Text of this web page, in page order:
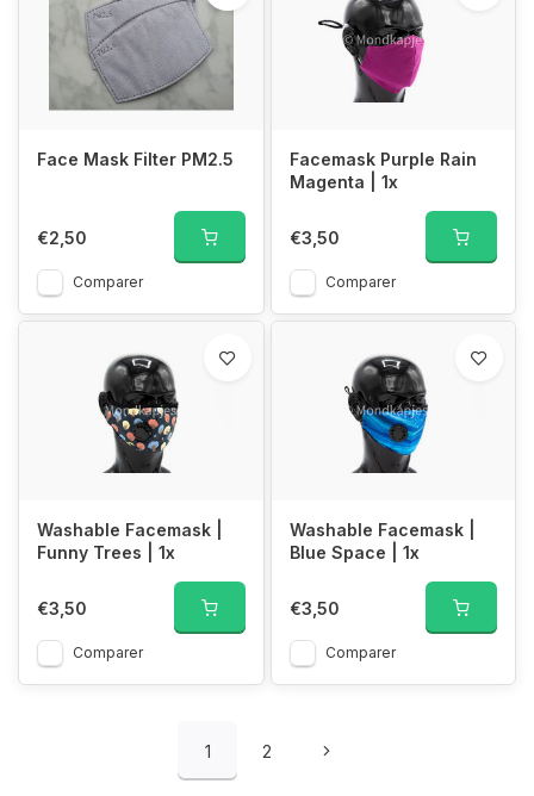
Face Mask Filter PM2.5
€2,50
Comparer
Facemask Purple Rain
Magenta | 1x
€3,50
Comparer
Washable Facemask |
Funny Trees | 1x
€3,50
Comparer
Washable Facemask |
Blue Space | 1x
€3,50
Comparer
1 2